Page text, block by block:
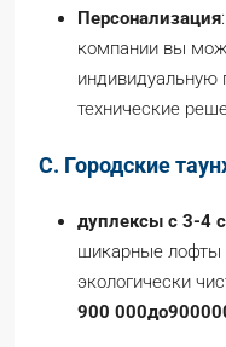
Персонализация
компании вы
индивидуальную
технические
C. Городские
дуплексы с 3-4
шикарные лофты
экологически
900 000до900